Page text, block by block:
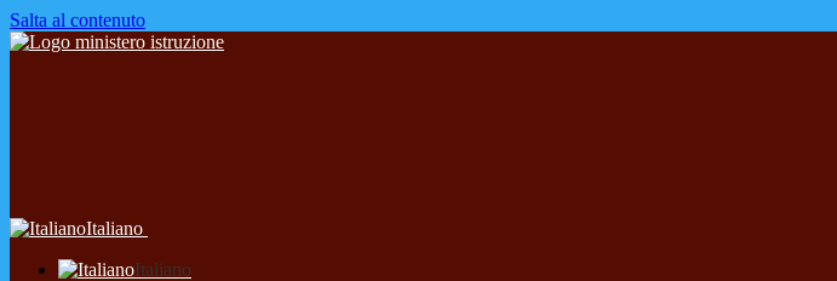
Salta al contenuto
Italiano
Italiano